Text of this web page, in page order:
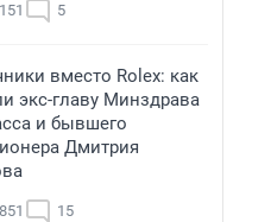
5
вместо Rolex: как
экс-главу Минздрава
и бывшего
Дмитрия
15